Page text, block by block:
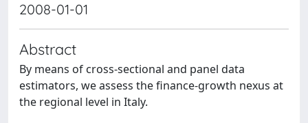
2008-01-01
Abstract
By means of cross-sectional and panel data
estimators, we assess the finance-growth nexus at
the regional level in Italy.